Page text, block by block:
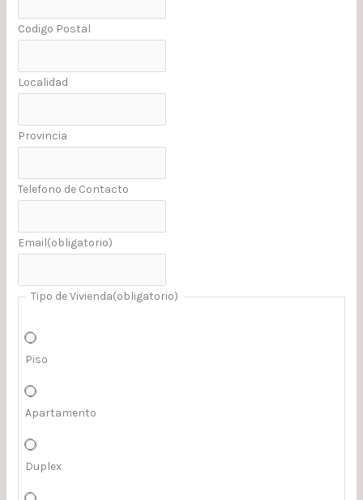
Codigo Postal
Localidad
Provincia
Telefono de Contacto
Email(obligatorio)
Tipo de Vivienda(obligatorio)
Piso
Apartamento
Duplex